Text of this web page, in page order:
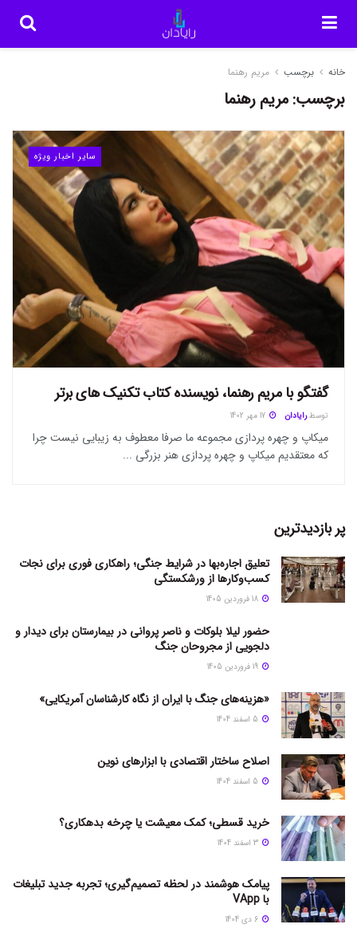
خانه برچسب مریم رهنما
برچسب:مریم رهنما
سایر اخبار ویژه
گفتگو با مریم رهنما، نویسنده کتاب تکنیک های برتر
توسط رایادان
میکاپ و چهره پردازی مجموعه ما صرفا معطوف به زیبایی نیست چرا
که معتقدیم میکاپ و چهره پردازی هنر بزرگی ...
پر بازدیدترین
تعلیق اجاره‌بها در شرایط جنگی؛ راهکاری فوری برای نجات
کسب‌وکارها از ورشکستگی
حضور لیلا بلوکات و ناصر پروانی در بیمارستان برای دیدار و
دلجویی از مجروحان جنگ
«هزینه‌های جنگ با ایران از نگاه کارشناسان آمریکایی»
اصلاح ساختار اقتصادی با ابزارهای نوین
خرید قسطی؛ کمک معیشت یا چرخه بدهکاری؟
پیامک هوشمند در لحظه تصمیم‌گیری؛ تجربه جدید تبلیغات
با VApp